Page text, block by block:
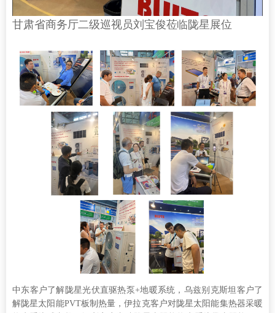
甘肃省商务厅二级巡视员刘宝俊莅临陇星展位
中东客户了解陇星光伏直驱热泵+地暖系统，乌兹别克斯坦客户了
解陇星太阳能PVT板制热量，伊拉克客户对陇星太阳能集热器采暖